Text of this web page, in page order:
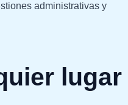
administrativas y
lugar